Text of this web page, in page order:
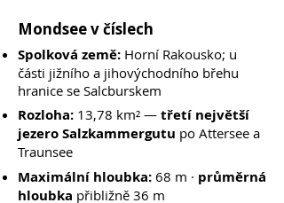
Mondsee v číslech
Spolková země: Horní Rakousko; u
části jižního a jihovýchodního břehu
hranice se Salcburskem
Rozloha: 13,78 km² — třetí největší
jezero Salzkammergutu po Attersee a
Traunsee
Maximální hloubka: 68 m · průměrná
hloubka přibližně 36 m